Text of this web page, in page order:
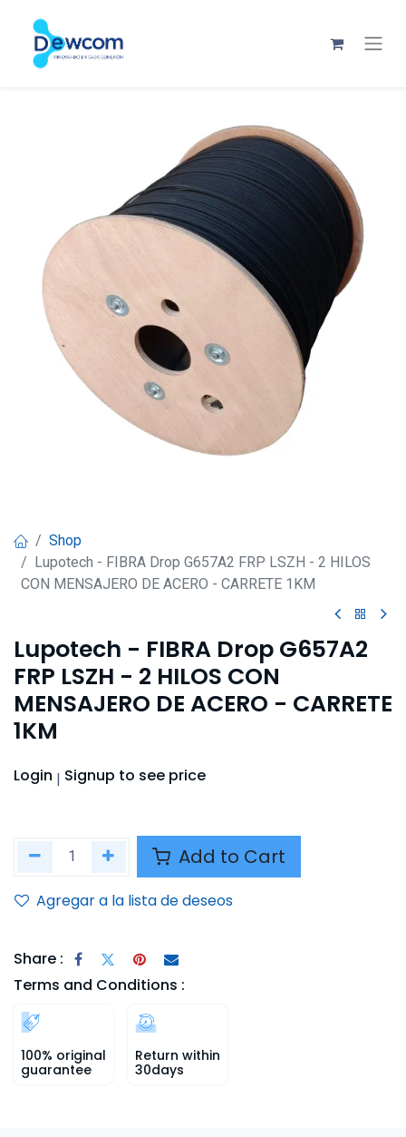
Shop
Lupotech - FIBRA Drop G657A2 FRP LSZH - 2 HILOS
CON MENSAJERO DE ACERO - CARRETE 1KM
Lupotech - FIBRA Drop G657A2
FRP LSZH - 2 HILOS CON
MENSAJERO DE ACERO - CARRETE
1KM
Login | Signup to see price
Add to Cart
Agregar a la lista de deseos
Share :
Terms and Conditions :
100% original
guarantee
Return within
30days